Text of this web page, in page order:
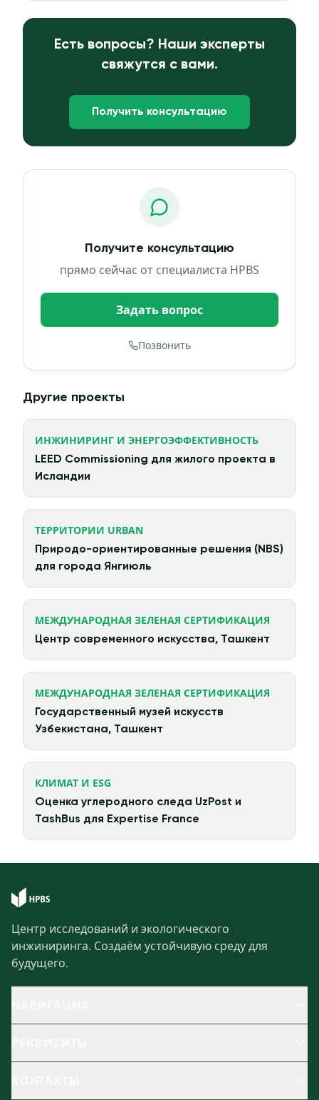
Есть вопросы? Наши эксперты
свяжутся с вами.
Получить консультацию
Получите консультацию
прямо сейчас от специалиста HPBS
Задать вопрос
Позвонить
Другие проекты
ИНЖИНИРИНГ И ЭНЕРГОЭФФЕКТИВНОСТЬ
LEED Commissioning для жилого проекта в
Исландии
ТЕРРИТОРИИ URBAN
Природо-ориентированные решения (NBS)
для города Янгиюль
МЕЖДУНАРОДНАЯ ЗЕЛЕНАЯ СЕРТИФИКАЦИЯ
Центр современного искусства, Ташкент
МЕЖДУНАРОДНАЯ ЗЕЛЕНАЯ СЕРТИФИКАЦИЯ
Государственный музей искусств
Узбекистана, Ташкент
КЛИМАТ И ESG
Оценка углеродного следа UzPost и
TashBus для Expertise France
Центр исследований и экологического
инжиниринга. Создаём устойчивую среду для
будущего.